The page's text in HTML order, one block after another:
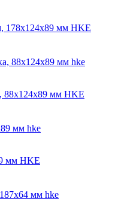
178x124x89 мм HKE
88x124x89 мм HKE
мм HKE